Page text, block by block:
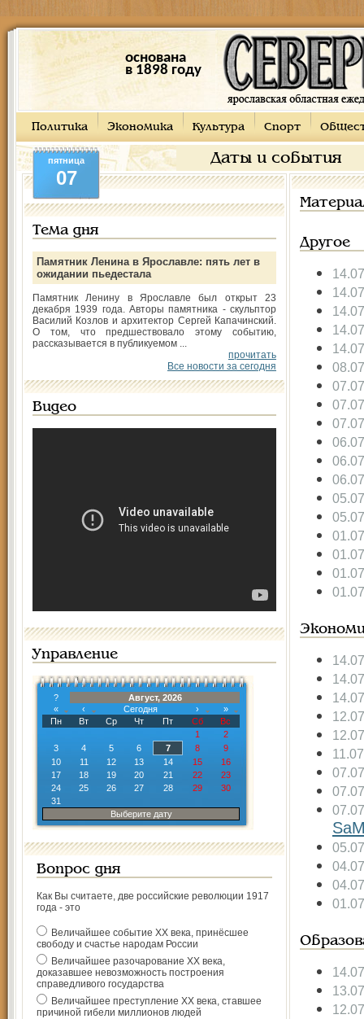
основана
в 1898 году
Политика Экономика Культура Спорт
Даты и события
пятница
07
Тема дня
Памятник Ленина в Ярославле: пять лет в
ожидании пьедестала
Памятник Ленину в Ярославле был открыт 23
декабря 1939 года. Авторы памятника - скульптор
Василий Козлов и архитектор Сергей Капачинский.
О том, что предшествовало этому событию,
рассказывается в публикуемом ...
прочитать
Все новости за сегодня
Видео
Управление
?
Август, 2026
«
‹ Сегодня ›
»
Пн
Вт Ср Чт Пт Сб
Вс
1
2
3
4 5 6 7 8
9
10
11 12 13 14 15
16
17
18 19 20 21 22
23
24
25 26 27 28 29
30
31
Выберите дату
Вопрос дня
Как Вы считаете, две российские революции 1917
года - это
Величайшее событие ХХ века, принёсшее
свободу и счастье народам России
Величайшее разочарование ХХ века,
доказавшее невозможность построения
справедливого государства
Величайшее преступление ХХ века, ставшее
причиной гибели миллионов людей
Другое